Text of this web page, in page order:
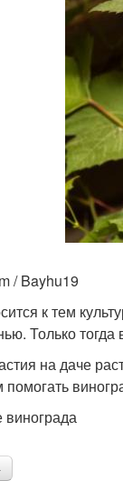
/ Bayhu19
к тем
Только
на даче